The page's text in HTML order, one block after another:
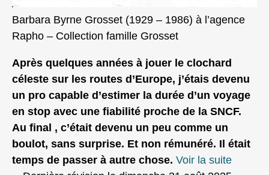
Barbara Byrne Grosset (1929 – 1986) à l’agence
Rapho – Collection famille Grosset
Après quelques années à jouer le clochard
céleste sur les routes d’Europe, j’étais devenu
un pro capable d’estimer la durée d’un voyage
en stop avec une fiabilité proche de la SNCF.
Au final , c’était devenu un peu comme un
boulot, sans surprise. Et non rémunéré. Il était
temps de passer à autre chose. Voir la suite